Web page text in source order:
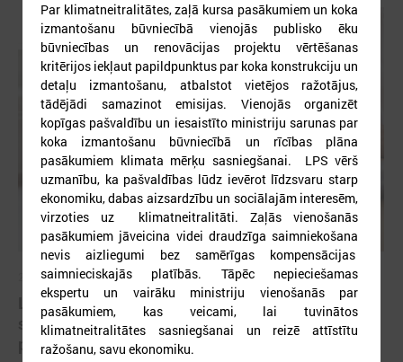
2026. gada 07. jūlijs
LPS un Labklājības ministrija pārrunā DigiSoc
sadarbības līguma nosacījumus un datu
pārvaldību
Par klimatneitralitātes, zaļā kursa pasākumiem un koka
izmantošanu būvniecībā vienojās publisko ēku
būvniecības un renovācijas projektu vērtēšanas
kritērijos iekļaut papildpunktus par koka konstrukciju un
detaļu izmantošanu, atbalstot vietējos ražotājus,
tādējādi samazinot emisijas. Vienojās organizēt
kopīgas pašvaldību un iesaistīto ministriju sarunas par
koka izmantošanu būvniecībā un rīcības plāna
pasākumiem klimata mērķu sasniegšanai. LPS vērš
uzmanību, ka pašvaldības lūdz ievērot līdzsvaru starp
ekonomiku, dabas aizsardzību un sociālajām interesēm,
virzoties uz klimatneitralitāti. Zaļās vienošanās
pasākumiem jāveicina videi draudzīga saimniekošana
nevis aizliegumi bez samērīgas kompensācijas
saimnieciskajās platībās. Tāpēc nepieciešamas
ekspertu un vairāku ministriju vienošanās par
pasākumiem, kas veicami, lai tuvinātos
klimatneitralitātes sasniegšanai un reizē attīstītu
ražošanu, savu ekonomiku.